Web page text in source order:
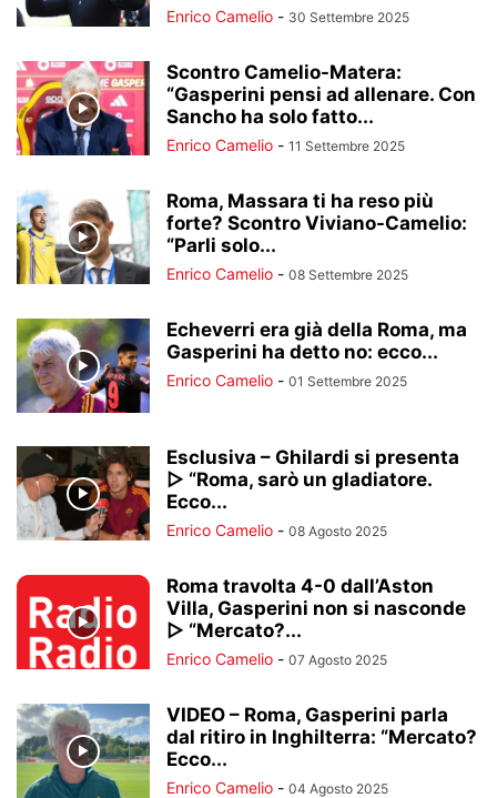
Enrico Camelio - 30 Settembre 2025
Scontro Camelio-Matera:
“Gasperini pensi ad allenare. Con
Sancho ha solo fatto...
Enrico Camelio - 11 Settembre 2025
Roma, Massara ti ha reso più
forte? Scontro Viviano-Camelio:
“Parli solo...
Enrico Camelio - 08 Settembre 2025
Echeverri era già della Roma, ma
Gasperini ha detto no: ecco...
Enrico Camelio - 01 Settembre 2025
Esclusiva – Ghilardi si presenta
▷ “Roma, sarò un gladiatore.
Ecco...
Enrico Camelio - 08 Agosto 2025
Roma travolta 4-0 dall’Aston
Villa, Gasperini non si nasconde
▷ “Mercato?...
Enrico Camelio - 07 Agosto 2025
VIDEO – Roma, Gasperini parla
dal ritiro in Inghilterra: “Mercato?
Ecco...
Enrico Camelio - 04 Agosto 2025